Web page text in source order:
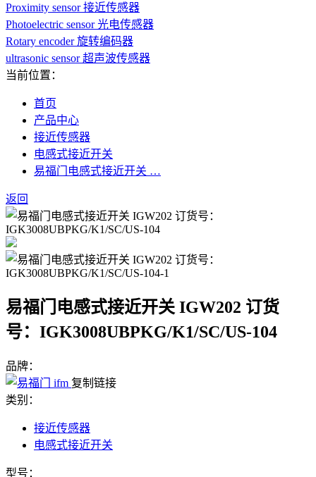
Proximity sensor 接近传感器
Photoelectric sensor 光电传感器
Rotary encoder 旋转编码器
ultrasonic sensor 超声波传感器
当前位置：
首页
产品中心
接近传感器
电感式接近开关
易福门电感式接近开关 …
返回
易福门电感式接近开关 IGW202 订货
号：IGK3008UBPKG/K1/SC/US-104
品牌：
复制链接
类别：
接近传感器
电感式接近开关
型号：